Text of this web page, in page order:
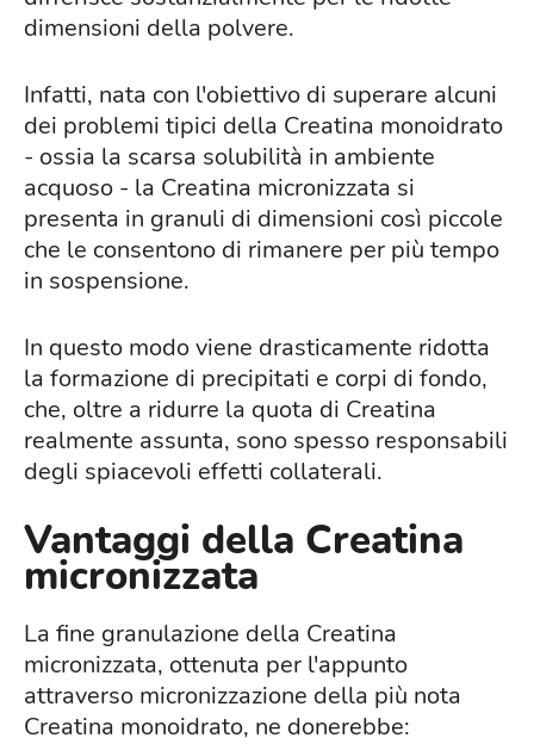
dimensioni della polvere.
Infatti, nata con l'obiettivo di superare alcuni
dei problemi tipici della Creatina monoidrato
- ossia la scarsa solubilità in ambiente
acquoso - la Creatina micronizzata si
presenta in granuli di dimensioni così piccole
che le consentono di rimanere per più tempo
in sospensione.
In questo modo viene drasticamente ridotta
la formazione di precipitati e corpi di fondo,
che, oltre a ridurre la quota di Creatina
realmente assunta, sono spesso responsabili
degli spiacevoli effetti collaterali.
Vantaggi della Creatina
micronizzata
La fine granulazione della Creatina
micronizzata, ottenuta per l'appunto
attraverso micronizzazione della più nota
Creatina monoidrato, ne donerebbe: